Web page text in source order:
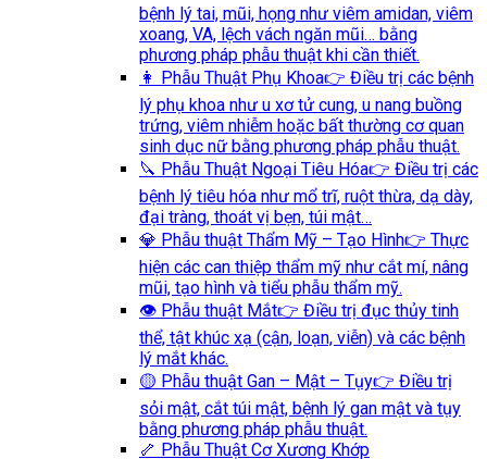
bệnh lý tai, mũi, họng như viêm amidan, viêm
xoang, VA, lệch vách ngăn mũi… bằng
phương pháp phẫu thuật khi cần thiết.
👩 Phẫu Thuật Phụ Khoa👉 Điều trị các bệnh
lý phụ khoa như u xơ tử cung, u nang buồng
trứng, viêm nhiễm hoặc bất thường cơ quan
sinh dục nữ bằng phương pháp phẫu thuật.
🔪 Phẫu Thuật Ngoại Tiêu Hóa👉 Điều trị các
bệnh lý tiêu hóa như mổ trĩ, ruột thừa, dạ dày,
đại tràng, thoát vị bẹn, túi mật…
💎 Phẫu thuật Thẩm Mỹ – Tạo Hình👉 Thực
hiện các can thiệp thẩm mỹ như cắt mí, nâng
mũi, tạo hình và tiểu phẫu thẩm mỹ.
👁️ Phẫu thuật Mắt👉 Điều trị đục thủy tinh
thể, tật khúc xạ (cận, loạn, viễn) và các bệnh
lý mắt khác.
🟡 Phẫu thuật Gan – Mật – Tụy👉 Điều trị
sỏi mật, cắt túi mật, bệnh lý gan mật và tụy
bằng phương pháp phẫu thuật.
🦴 Phẫu Thuật Cơ Xương Khớp